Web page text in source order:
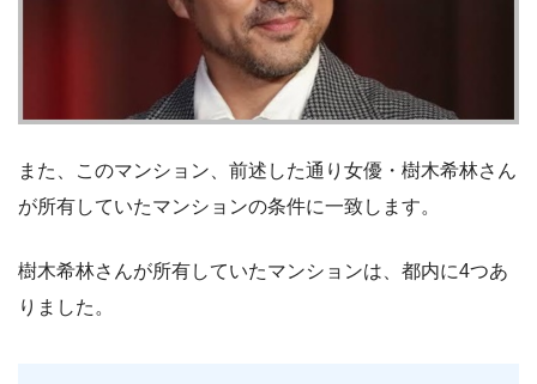
また、このマンション、前述した通り女優・樹木希林さん
が所有していたマンションの条件に一致します。
樹木希林さんが所有していたマンションは、都内に4つあ
りました。